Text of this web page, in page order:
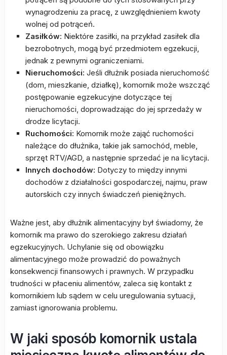
wynagrodzeniu za pracę, z uwzględnieniem kwoty
wolnej od potrąceń.
Zasiłków: Niektóre zasiłki, na przykład zasiłek dla
bezrobotnych, mogą być przedmiotem egzekucji,
jednak z pewnymi ograniczeniami.
Nieruchomości: Jeśli dłużnik posiada nieruchomość
(dom, mieszkanie, działkę), komornik może wszcząć
postępowanie egzekucyjne dotyczące tej
nieruchomości, doprowadzając do jej sprzedaży w
drodze licytacji.
Ruchomości: Komornik może zająć ruchomości
należące do dłużnika, takie jak samochód, meble,
sprzęt RTV/AGD, a następnie sprzedać je na licytacji.
Innych dochodów: Dotyczy to między innymi
dochodów z działalności gospodarczej, najmu, praw
autorskich czy innych świadczeń pieniężnych.
Ważne jest, aby dłużnik alimentacyjny był świadomy, że
komornik ma prawo do szerokiego zakresu działań
egzekucyjnych. Uchylanie się od obowiązku
alimentacyjnego może prowadzić do poważnych
konsekwencji finansowych i prawnych. W przypadku
trudności w płaceniu alimentów, zaleca się kontakt z
komornikiem lub sądem w celu uregulowania sytuacji,
zamiast ignorowania problemu.
W jaki sposób komornik ustala